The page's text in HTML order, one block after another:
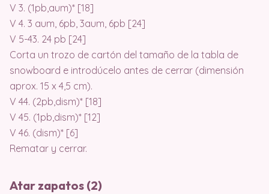
V 3. (1pb,aum)* [18]
V 4. 3 aum, 6pb, 3aum, 6pb [24]
V 5-43. 24 pb [24]
Corta un trozo de cartón del tamaño de la tabla de
snowboard e introdúcelo antes de cerrar (dimensión
aprox. 15 x 4,5 cm).
V 44. (2pb,dism)* [18]
V 45. (1pb,dism)* [12]
V 46. (dism)* [6]
Rematar y cerrar.
Atar zapatos (2)